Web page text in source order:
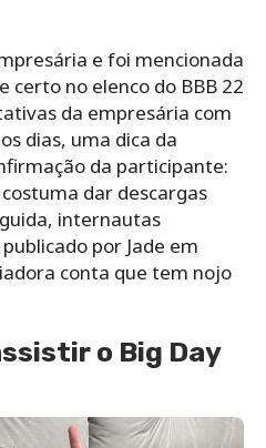
e foi mencionada
certo no elenco do BBB 22
da empresária com
dias, uma dica da
da participante:
dar descargas
internautas
por Jade em
conta que tem nojo
o Big Day